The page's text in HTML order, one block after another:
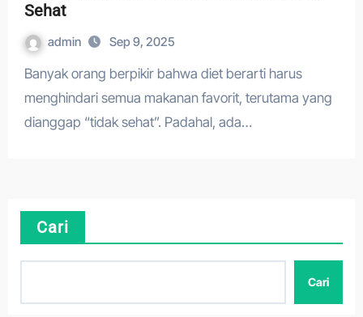
Sehat
admin Sep 9, 2025
Banyak orang berpikir bahwa diet berarti harus
menghindari semua makanan favorit, terutama yang
dianggap “tidak sehat”. Padahal, ada…
Cari
Cari